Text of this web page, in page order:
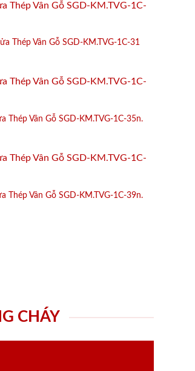
Thép Vân Gỗ SGD-KM.TVG-1C-31
Thép Vân Gỗ SGD-KM.TVG-1C-35n.
Thép Vân Gỗ SGD-KM.TVG-1C-39n.
CHÁY